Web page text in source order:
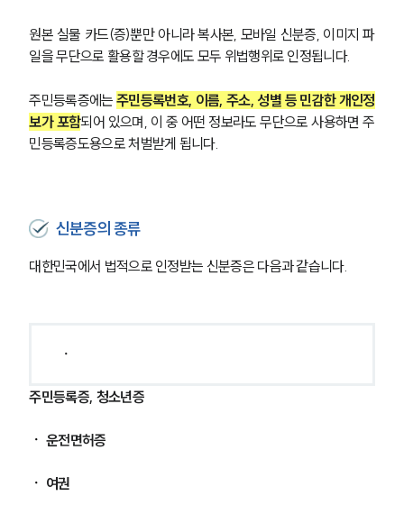
원본 실물 카드(증)뿐만 아니라 복사본, 모바일 신분증, 이미지 파
일을 무단으로 활용할 경우에도 모두 위법행위로 인정됩니다.
주민등록증에는 주민등록번호, 이름, 주소, 성별 등 민감한 개인정
보가 포함되어 있으며, 이 중 어떤 정보라도 무단으로 사용하면 주
민등록증도용으로 처벌받게 됩니다.
신분증의 종류
대한민국에서 법적으로 인정받는 신분증은 다음과 같습니다.
ㆍ
주민등록증, 청소년증
ㆍ 운전면허증
ㆍ 여권